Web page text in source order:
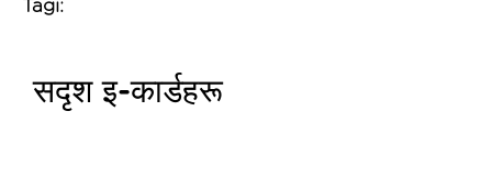
Tagi:
सदृश इ-कार्डहरू